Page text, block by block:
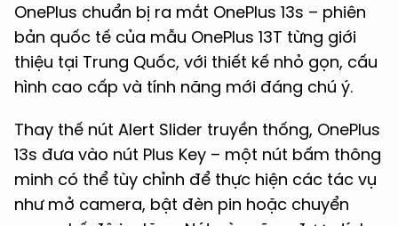
OnePlus chuẩn bị ra mắt OnePlus 13s – phiên
bản quốc tế của mẫu OnePlus 13T từng giới
thiệu tại Trung Quốc, với thiết kế nhỏ gọn, cấu
hình cao cấp và tính năng mới đáng chú ý.
Thay thế nút Alert Slider truyền thống, OnePlus
13s đưa vào nút Plus Key – một nút bấm thông
minh có thể tùy chỉnh để thực hiện các tác vụ
như mở camera, bật đèn pin hoặc chuyển